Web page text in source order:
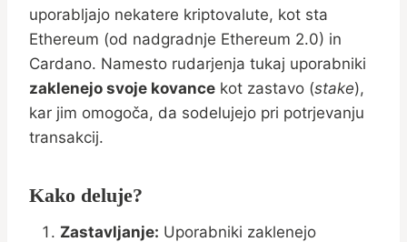
uporabljajo nekatere kriptovalute, kot sta
Ethereum (od nadgradnje Ethereum 2.0) in
Cardano. Namesto rudarjenja tukaj uporabniki
zaklenejo svoje kovance kot zastavo (stake),
kar jim omogoča, da sodelujejo pri potrjevanju
transakcij.
Kako deluje?
Zastavljanje: Uporabniki zaklenejo